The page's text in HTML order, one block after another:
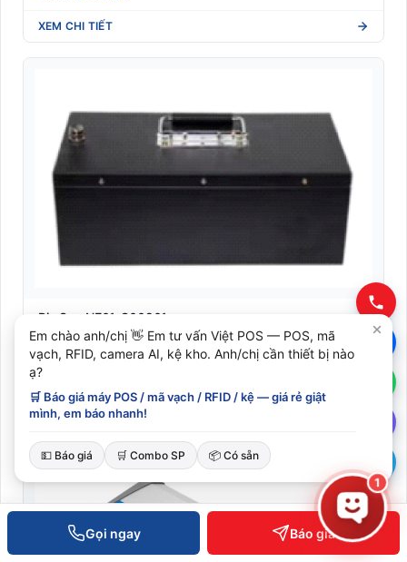
Gọi ngay Báo giá
XEM CHI TIẾT
Pin Sạc NE01-S00201
SKU: NE01-S00201
Liên hệ báo giá
XEM CHI TIẾT
1
Em chào anh/chị 👋 Em tư vấn Việt POS — POS, mã
vạch, RFID, camera AI, kệ kho. Anh/chị cần thiết bị nào
ạ?
🛒 Báo giá máy POS / mã vạch / RFID / kệ — giá rẻ giật
mình, em báo nhanh!
💵 Báo giá 🛒 Combo SP 📦 Có sẵn